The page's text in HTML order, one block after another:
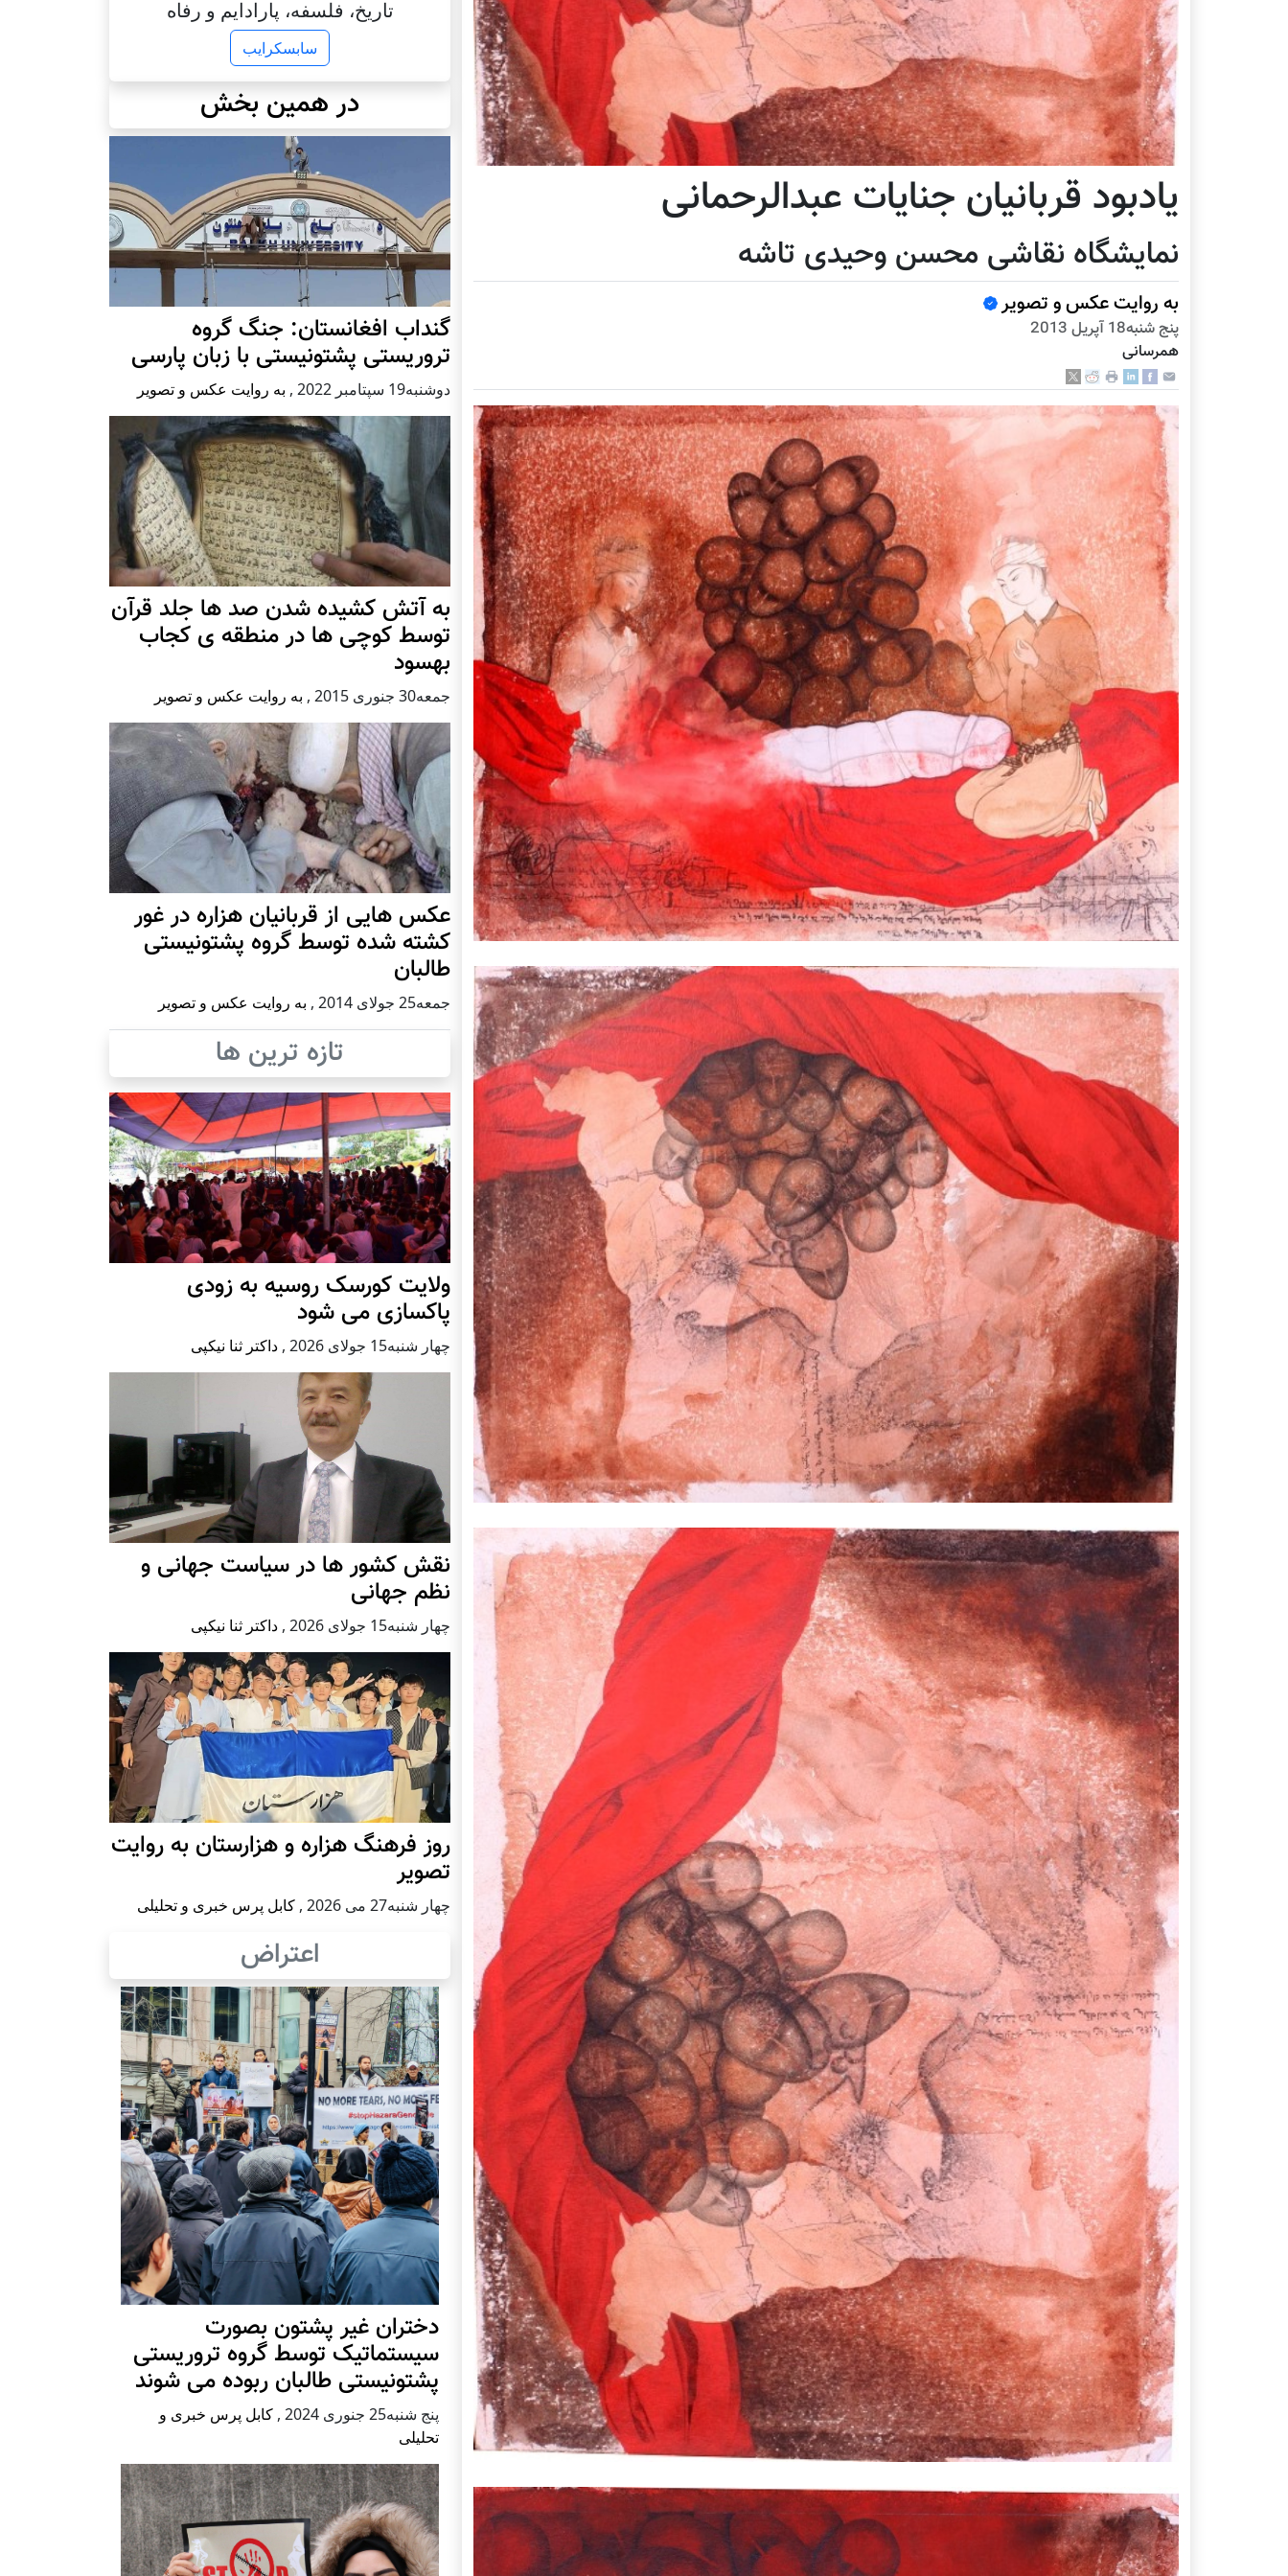
یادبود قربانیان جنایات عبدالرحمانی
نمایشگاه نقاشی محسن وحیدی تاشه
به روایت عکس و تصویر
پنج شنبه18 آپریل 2013
همرسانی
تاریخ، فلسفه، پارادایم و رفاه
سابسکرایب
در همین بخش
گنداب افغانستان: جنگ گروه
تروریستی پشتونیستی با زبان پارسی
دوشنبه19 سپتامبر 2022 , به روایت عکس و تصویر
به آتش کشیده شدن صد ها جلد قرآن
توسط کوچی ها در منطقه ی کجاب
بهسود
جمعه30 جنوری 2015 , به روایت عکس و تصویر
عکس هایی از قربانیان هزاره در غور
کشته شده توسط گروه پشتونیستی
طالبان
جمعه25 جولای 2014 , به روایت عکس و تصویر
تازه ترین ها
ولایت کورسک روسیه به زودی
پاکسازی می شود
چهار شنبه15 جولای 2026 , داکتر ثنا نیکپی
نقش کشور ها در سیاست جهانی و
نظم جهانی
چهار شنبه15 جولای 2026 , داکتر ثنا نیکپی
روز فرهنگ هزاره و هزارستان به روایت
تصویر
چهار شنبه27 می 2026 , کابل پرس خبری و تحلیلی
اعتراض
دختران غیر پشتون بصورت
سیستماتیک توسط گروه تروریستی
پشتونیستی طالبان ربوده می شوند
پنج شنبه25 جنوری 2024 , کابل پرس خبری و
تحلیلی